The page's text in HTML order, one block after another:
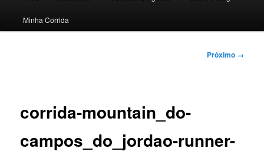
principal
Minha Corrida
Próximo →
corrida-mountain_do-
campos_do_jordao-runner-